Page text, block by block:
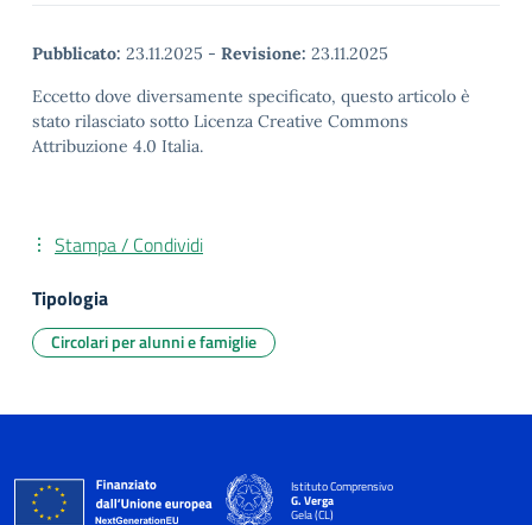
Pubblicato: 23.11.2025 - Revisione: 23.11.2025
Eccetto dove diversamente specificato, questo articolo è
stato rilasciato sotto Licenza Creative Commons
Attribuzione 4.0 Italia.
Stampa / Condividi
Tipologia
Circolari per alunni e famiglie
Istituto Comprensivo
G. Verga
Gela (CL)